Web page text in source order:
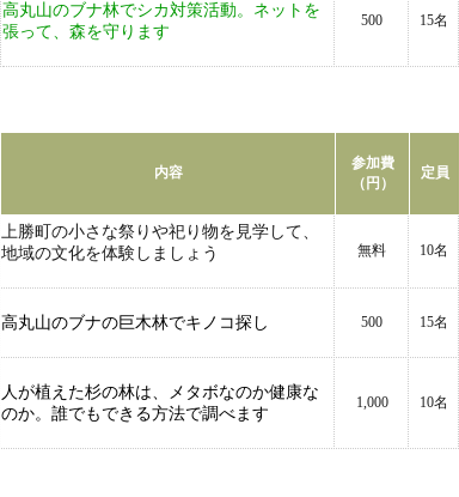
高丸山のブナ林でシカ対策活動。ネットを
張って、森を守ります
500 15名
内容
参加費
（円）
定員
上勝町の小さな祭りや祀り物を見学して、
地域の文化を体験しましょう
無料 10名
高丸山のブナの巨木林でキノコ探し 500 15名
人が植えた杉の林は、メタボなのか健康な
のか。誰でもできる方法で調べます
1,000 10名